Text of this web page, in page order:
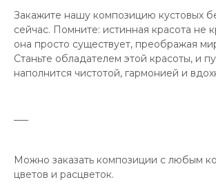
Закажите нашу композицию кустовых
сейчас. Помните: истинная красота не
она просто существует, преображая
Станьте обладателем этой красоты, и
наполнится чистотой, гармонией и
Можно заказать композиции с любым
цветов и расцветок.